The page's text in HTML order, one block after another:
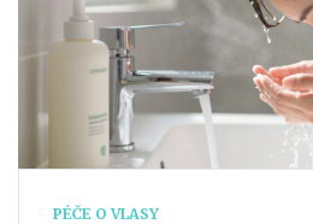
PÉČE O VLASY